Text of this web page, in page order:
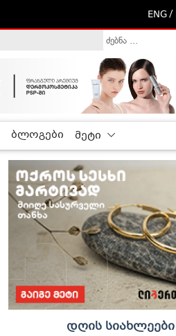
ENG /
ბლოგები მეტი
დღის სიახლეები